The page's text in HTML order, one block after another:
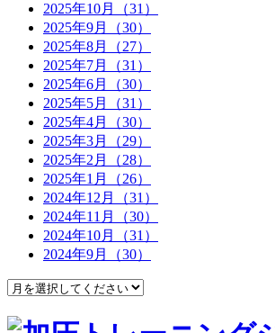
2025年10月（31）
2025年9月（30）
2025年8月（27）
2025年7月（31）
2025年6月（30）
2025年5月（31）
2025年4月（30）
2025年3月（29）
2025年2月（28）
2025年1月（26）
2024年12月（31）
2024年11月（30）
2024年10月（31）
2024年9月（30）